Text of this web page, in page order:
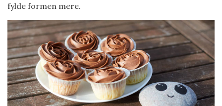
fylde formen mere.